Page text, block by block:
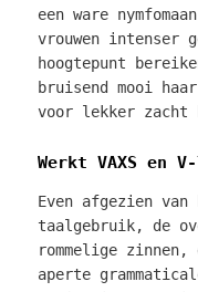
een ware
vrouwen intenser
hoogtepunt
bruisend mooi
voor lekker zacht
Werkt VAXS en
Even afgezien
taalgebruik, de
rommelige
aperte